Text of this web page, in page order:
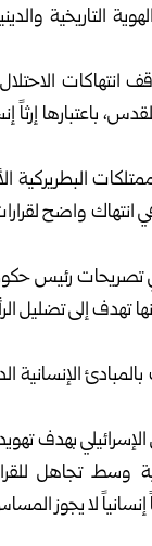
انتهاكات
باعتبارها إرثاً
البطريركية
انتهاك واضح
رئيس حكومة
إلى تضليل
بهدف
وسط تجاهل
لا يجوز